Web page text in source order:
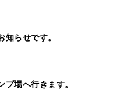
らせです。
プ場へ行きます。